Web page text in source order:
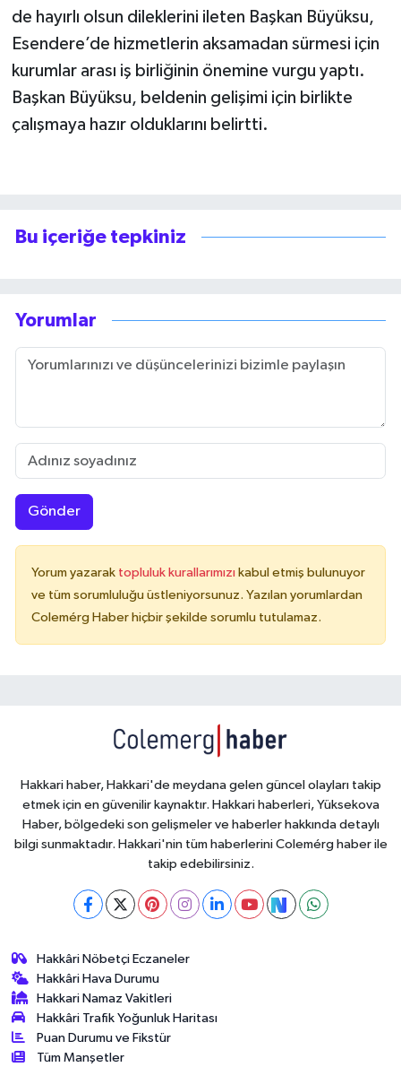
de hayırlı olsun dileklerini ileten Başkan Büyüksu,
Esendere’de hizmetlerin aksamadan sürmesi için
kurumlar arası iş birliğinin önemine vurgu yaptı.
Başkan Büyüksu, beldenin gelişimi için birlikte
çalışmaya hazır olduklarını belirtti.
Bu içeriğe tepkiniz
Yorumlar
Gönder
Yorum yazarak topluluk kurallarımızı kabul etmiş bulunuyor
ve tüm sorumluluğu üstleniyorsunuz. Yazılan yorumlardan
Colemérg Haber hiçbir şekilde sorumlu tutulamaz.
Hakkari haber, Hakkari'de meydana gelen güncel olayları takip
etmek için en güvenilir kaynaktır. Hakkari haberleri, Yüksekova
Haber, bölgedeki son gelişmeler ve haberler hakkında detaylı
bilgi sunmaktadır. Hakkari'nin tüm haberlerini Colemérg haber ile
takip edebilirsiniz.
Hakkâri Nöbetçi Eczaneler
Hakkâri Hava Durumu
Hakkari Namaz Vakitleri
Hakkâri Trafik Yoğunluk Haritası
Puan Durumu ve Fikstür
Tüm Manşetler